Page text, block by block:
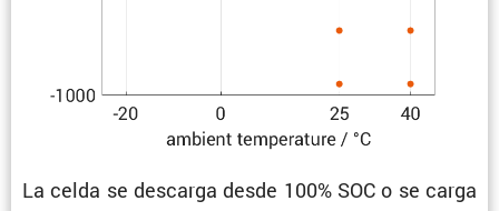
La celda se descarga desde 100% SOC o se carga